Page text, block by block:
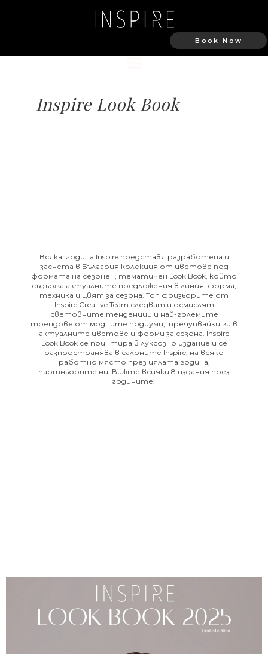
Book Now
Inspire Look Book
Всяка година Inspire представя разработена и
заснета в България колекция от цветове под
формата на сезонен, тематичен Look Book, който
съдържа актуалните предложения в линия, форма,
техника и цвят за сезона. Топ фризьорите от
Inspire Creative Team следват и осмислят
световните тенденции и най-големите
трендове от модните подиуми, пречупвайки ги в
актуалните цветове и форми за сезона. Inspire
Look Book се принтира в луксозно издание и се
разпространява в салоните Inspire, на всяко
работно място през цялата година,
партньорите ни. Вижте всички 8 издания през
годините: